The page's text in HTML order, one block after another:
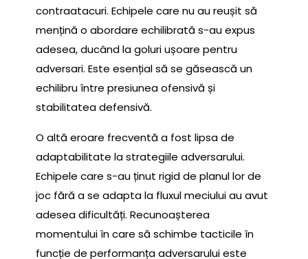
contraatacuri. Echipele care nu au reușit să
mențină o abordare echilibrată s-au expus
adesea, ducând la goluri ușoare pentru
adversari. Este esențial să se găsească un
echilibru între presiunea ofensivă și
stabilitatea defensivă.
O altă eroare frecventă a fost lipsa de
adaptabilitate la strategiile adversarului.
Echipele care s-au ținut rigid de planul lor de
joc fără a se adapta la fluxul meciului au avut
adesea dificultăți. Recunoașterea
momentului în care să schimbe tacticile în
funcție de performanța adversarului este